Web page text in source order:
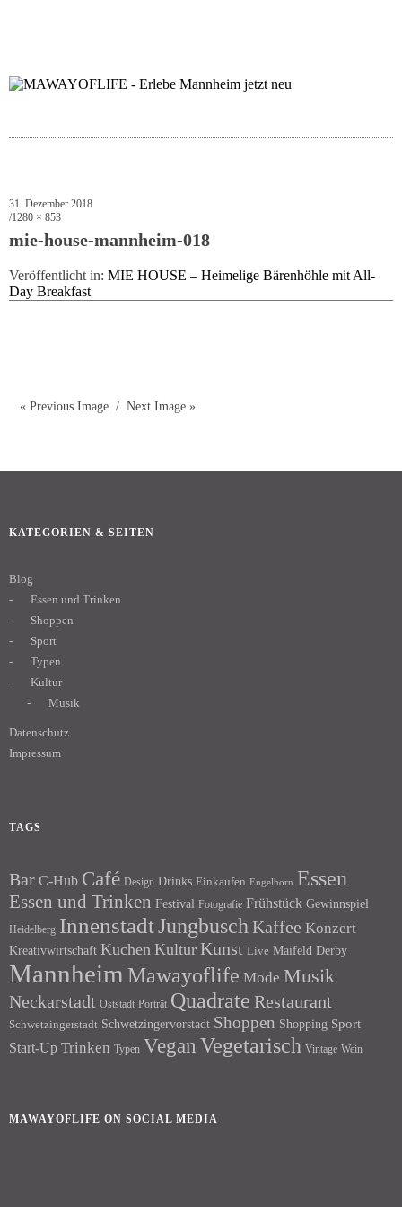
31. Dezember 2018
1280 × 853
mie-house-mannheim-018
Veröffentlicht in: MIE HOUSE – Heimelige Bärenhöhle mit All-
Day Breakfast
« Previous Image Next Image »
KATEGORIEN & SEITEN
Blog
Essen und Trinken
Shoppen
Sport
Typen
Kultur
Musik
Datenschutz
Impressum
TAGS
Bar C-Hub Café Design Drinks Einkaufen Engelhorn Essen
Essen und Trinken Festival Fotografie Frühstück Gewinnspiel
Heidelberg InnenstadtJungbusch Kaffee Konzert
Kreativwirtschaft Kuchen Kultur Kunst Live Maifeld Derby
Mannheim Mawayoflife Mode Musik
Neckarstadt Oststadt Porträt Quadrate Restaurant
Schwetzingerstadt Schwetzingervorstadt Shoppen Shopping Sport
Start-Up Trinken Typen Vegan Vegetarisch Vintage Wein
MAWAYOFLIFE ON SOCIAL MEDIA